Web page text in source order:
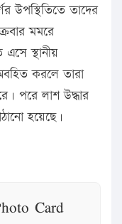
উপস্থিতিতে তাদের
মমরে
স্থানীয়
করলে তারা
পরে লাশ উদ্ধার
হয়েছে।
Card